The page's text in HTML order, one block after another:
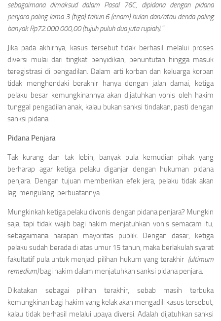
sebagaimana dimaksud dalam Pasal 76C, dipidana dengan pidana
penjara paling lama 3 (tiga) tahun 6 (enam) bulan dan/atau denda paling
banyak Rp72.000.000,00 (tujuh puluh dua juta rupiah).”
Jika pada akhirnya, kasus tersebut tidak berhasil melalui proses
diversi mulai dari tingkat penyidikan, penuntutan hingga masuk
teregistrasi di pengadilan. Dalam arti korban dan keluarga korban
tidak menghendaki berakhir hanya dengan jalan damai, ketiga
pelaku besar kemungkinannya akan dijatuhkan vonis oleh hakim
tunggal pengadilan anak, kalau bukan sanksi tindakan, pasti dengan
sanksi pidana.
Pidana Penjara
Tak kurang dan tak lebih, banyak pula kemudian pihak yang
berharap agar ketiga pelaku diganjar dengan hukuman pidana
penjara. Dengan tujuan memberikan efek jera, pelaku tidak akan
lagi mengulangi perbuatannya.
Mungkinkah ketiga pelaku divonis dengan pidana penjara? Mungkin
saja, tapi tidak wajib bagi hakim menjatuhkan vonis semacam itu,
sebagaimana harapan mayoritas publik. Dengan dasar, ketiga
pelaku sudah berada di atas umur 15 tahun, maka berlakulah syarat
fakultatif pula untuk menjadi pilihan hukum yang terakhir (ultimum
remedium)bagi hakim dalam menjatuhkan sanksi pidana penjara.
Dikatakan sebagai pilihan terakhir, sebab masih terbuka
kemungkinan bagi hakim yang kelak akan mengadili kasus tersebut,
kalau tidak berhasil melalui upaya diversi. Adalah dijatuhkan sanksi